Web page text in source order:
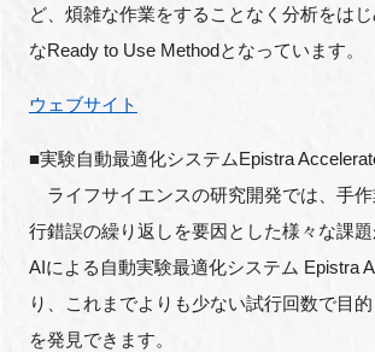
ど、煩雑な作業をすることなく分析をは
なReady to Use Methodとなっています。
ウェブサイト
■実験自動最適化システムEpistra
ライフサイエンスの研究開発では、手
行錯誤の繰り返しを要因とした様々な課題
AIによる自動実験最適化システム Epistra
り、これまでよりも少ない試行回数で目
を発見できます。